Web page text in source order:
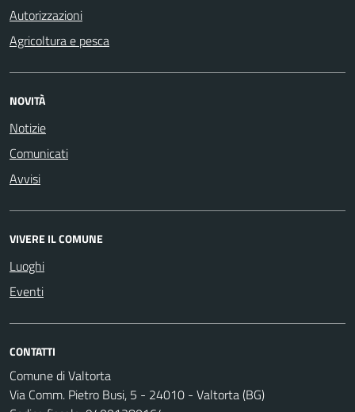
Autorizzazioni
Agricoltura e pesca
NOVITÀ
Notizie
Comunicati
Avvisi
VIVERE IL COMUNE
Luoghi
Eventi
CONTATTI
Comune di Valtorta
Via Comm. Pietro Busi, 5 - 24010 - Valtorta (BG)